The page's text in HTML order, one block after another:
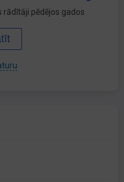
pēdējos gados